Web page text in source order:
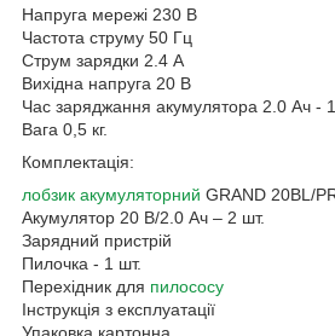
Напруга мережі 230 В
Частота струму 50 Гц
Струм зарядки 2.4 А
Вихідна напруга 20 В
Час заряджання акумулятора 2.0 Ач - 1
Вага 0,5 кг.
Комплектація:
лобзик акумуляторний GRAND 20BL/
Акумулятор 20 В/2.0 Ач – 2 шт.
Зарядний пристрій
Пилочка - 1 шт.
Перехідник для пилососу
Інструкція з експлуатації
Упаковка картонна